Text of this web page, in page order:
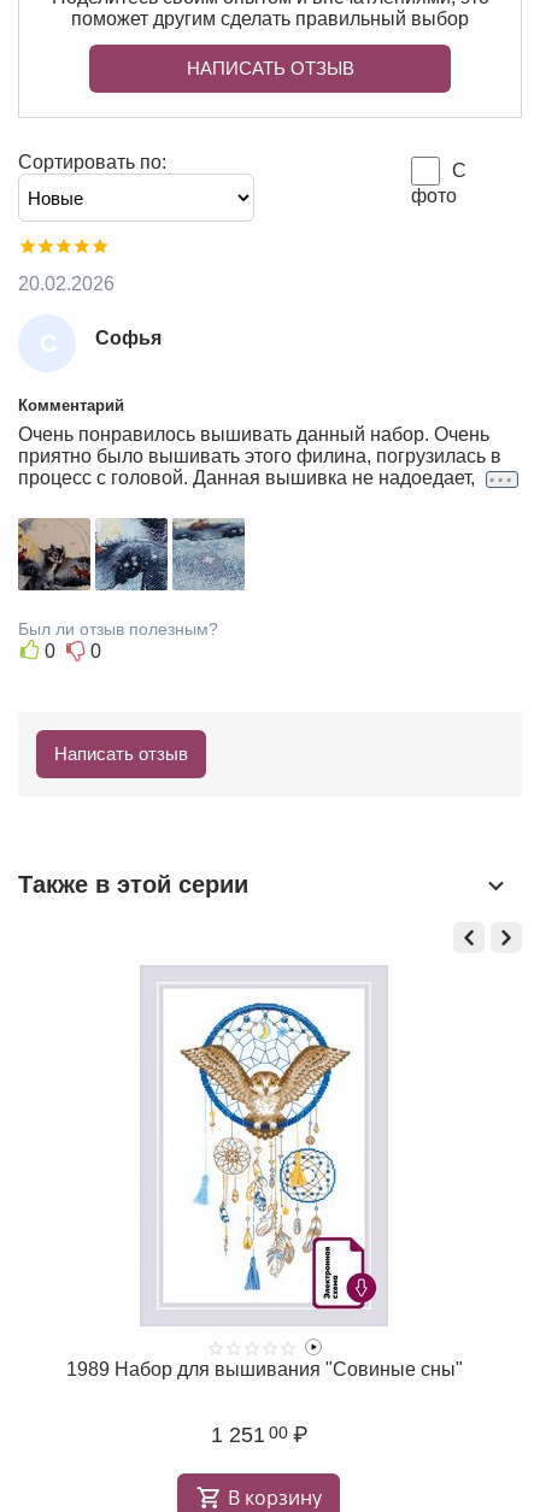
поможет другим сделать правильный выбор
НАПИСАТЬ ОТЗЫВ
Сортировать по:
С
фото
С
О
Ф
Ь
Я
Софья
20.02.2026
Комментарий
Очень понравилось вышивать данный набор. Очень
приятно было вышивать этого филина, погрузилась в
процесс с головой. Данная вышивка не надоедает,
...
Был ли отзыв полезным?
0 0
Написать отзыв
Также в этой серии
1989 Набор для вышивания "Совиные сны"
1 251 00 ₽
В корзину